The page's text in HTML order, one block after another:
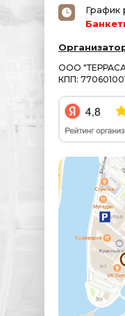
График
ООО "ТЕРРАСА
КПП: